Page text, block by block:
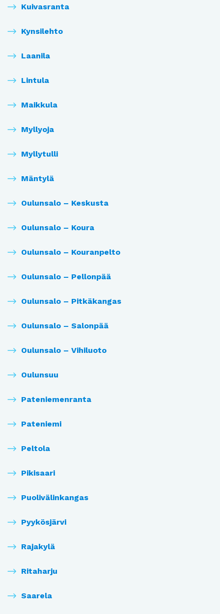
Kuivasranta
Kynsilehto
Laanila
Lintula
Maikkula
Myllyoja
Myllytulli
Mäntylä
Oulunsalo – Keskusta
Oulunsalo – Koura
Oulunsalo – Kouranpelto
Oulunsalo – Pellonpää
Oulunsalo – Pitkäkangas
Oulunsalo – Salonpää
Oulunsalo – Vihiluoto
Oulunsuu
Pateniemenranta
Pateniemi
Peltola
Pikisaari
Puolivälinkangas
Pyykösjärvi
Rajakylä
Ritaharju
Saarela